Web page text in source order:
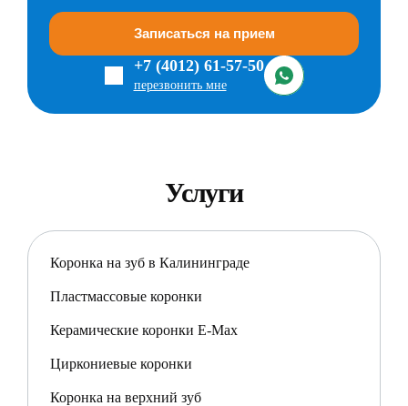
Записаться на прием
+7 (4012) 61-57-50
перезвонить мне
Услуги
Коронка на зуб в Калининграде
Пластмассовые коронки
Керамические коронки E-Max
Циркониевые коронки
Коронка на верхний зуб